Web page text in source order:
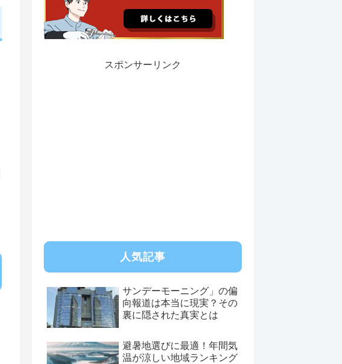
スポンサーリンク
人気記事
サンデーモーニング」の偏
向報道は本当に現実？その
裏に隠された真実とは
避暑地選びに最適！年間気
温が涼しい地域ランキング